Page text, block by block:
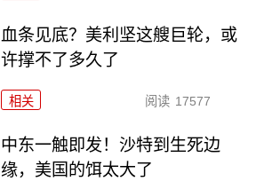
血条见底？美利坚这艘巨轮，或
许撑不了多久了
相关 阅读 17577
中东一触即发！沙特到生死边
缘，美国的饵太大了